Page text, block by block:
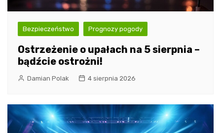
Bezpieczeństwo Prognozy pogody
Ostrzeżenie o upałach na 5 sierpnia –
bądźcie ostrożni!
Damian Polak 4 sierpnia 2026